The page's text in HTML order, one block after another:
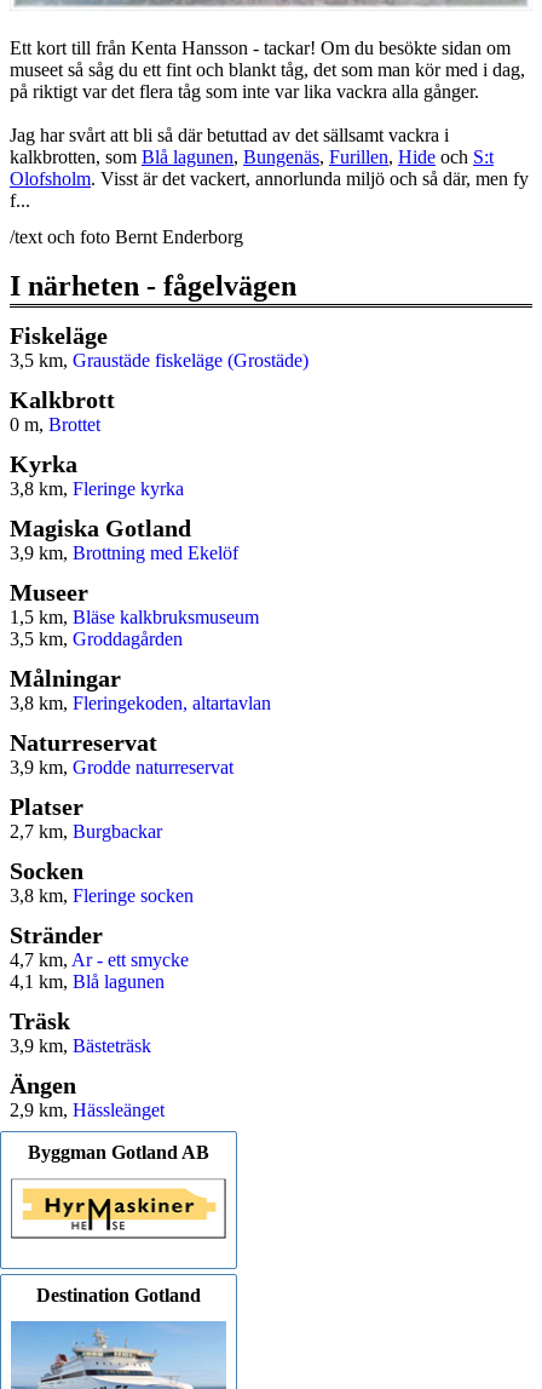
Ett kort till från Kenta Hansson - tackar! Om du besökte sidan om
museet så såg du ett fint och blankt tåg, det som man kör med i dag,
på riktigt var det flera tåg som inte var lika vackra alla gånger.
Jag har svårt att bli så där betuttad av det sällsamt vackra i
kalkbrotten, som Blå lagunen, Bungenäs, Furillen, Hide och S:t
Olofsholm. Visst är det vackert, annorlunda miljö och så där, men fy
f...
/text och foto Bernt Enderborg
I närheten - fågelvägen
Fiskeläge
3,5 km, Graustäde fiskeläge (Grostäde)
Kalkbrott
0 m, Brottet
Kyrka
3,8 km, Fleringe kyrka
Magiska Gotland
3,9 km, Brottning med Ekelöf
Museer
1,5 km, Bläse kalkbruksmuseum
3,5 km, Groddagården
Målningar
3,8 km, Fleringekoden, altartavlan
Naturreservat
3,9 km, Grodde naturreservat
Platser
2,7 km, Burgbackar
Socken
3,8 km, Fleringe socken
Stränder
4,7 km, Ar - ett smycke
4,1 km, Blå lagunen
Träsk
3,9 km, Bästeträsk
Ängen
2,9 km, Hässleänget
Byggman Gotland AB
Destination Gotland